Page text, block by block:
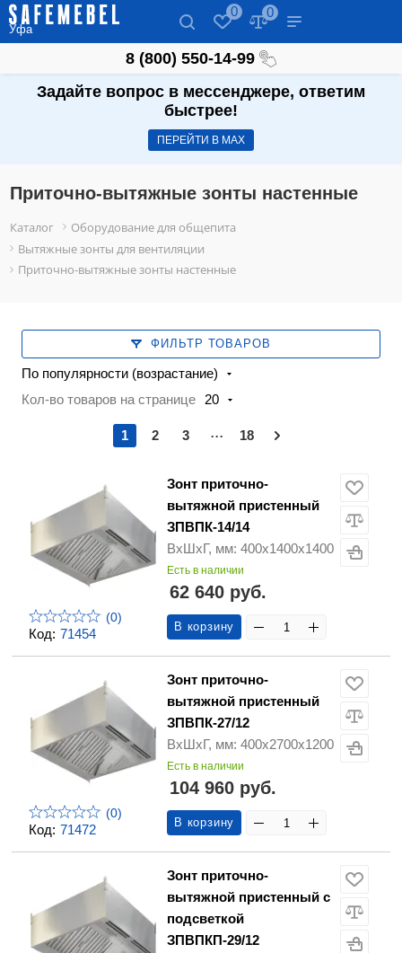
Уфа
0 0
8 (800) 550-14-99
Задайте вопрос в мессенджере, ответим
быстрее!
ПЕРЕЙТИ В МАХ
Приточно-вытяжные зонты настенные
Каталог
Оборудование для общепита
Вытяжные зонты для вентиляции
Приточно-вытяжные зонты настенные
ФИЛЬТР ТОВАРОВ
По популярности (возрастание)
Кол-во товаров на странице
20
1 2 3 ... 18
Код: 71454
(0)
Зонт приточно-
вытяжной пристенный
ЗПВПК-14/14
ВхШхГ, мм: 400х1400х1400
Есть в наличии
62 640 руб.
В корзину
Код: 71472
(0)
Зонт приточно-
вытяжной пристенный
ЗПВПК-27/12
ВхШхГ, мм: 400х2700х1200
Есть в наличии
104 960 руб.
В корзину
Зонт приточно-
вытяжной пристенный с
подсветкой
ЗПВПКП-29/12